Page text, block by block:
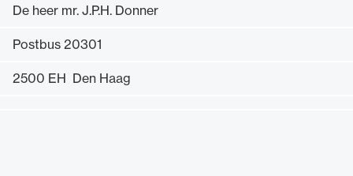
De heer mr. J.P.H. Donner
Postbus 20301
2500 EH Den Haag